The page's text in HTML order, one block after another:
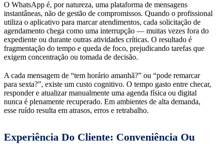
O WhatsApp é, por natureza, uma plataforma de mensagens
instantâneas, não de gestão de compromissos. Quando o profissional
utiliza o aplicativo para marcar atendimentos, cada solicitação de
agendamento chega como uma interrupção — muitas vezes fora do
expediente ou durante outras atividades críticas. O resultado é
fragmentação do tempo e queda de foco, prejudicando tarefas que
exigem concentração ou tomada de decisão.
A cada mensagem de “tem horário amanhã?” ou “pode remarcar
para sexta?”, existe um custo cognitivo. O tempo gasto entre checar,
responder e atualizar manualmente uma agenda física ou digital
nunca é plenamente recuperado. Em ambientes de alta demanda,
esse ruído resulta em atrasos, erros e retrabalho.
Experiência Do Cliente: Conveniência Ou